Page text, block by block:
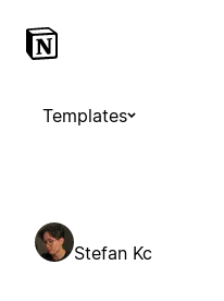
Templates
Stefan Kc